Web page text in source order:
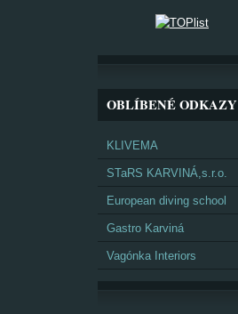
OBLÍBENÉ ODKAZY
KLIVEMA
STaRS KARVINÁ,s.r.o.
European diving school
Gastro Karviná
Vagónka Interiors